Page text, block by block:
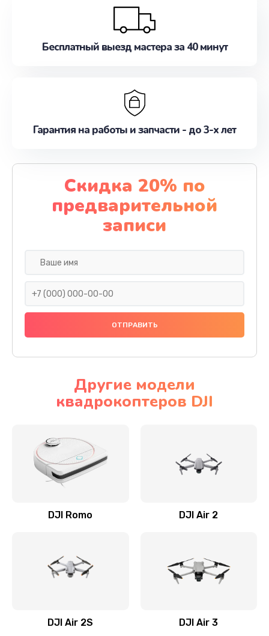
Бесплатный выезд мастера за 40 минут
Гарантия на работы и запчасти - до 3-х лет
Скидка 20% по
предварительной
записи
Другие модели
квадрокоптеров DJI
DJI Romo DJI Air 2
DJI Air 2S DJI Air 3